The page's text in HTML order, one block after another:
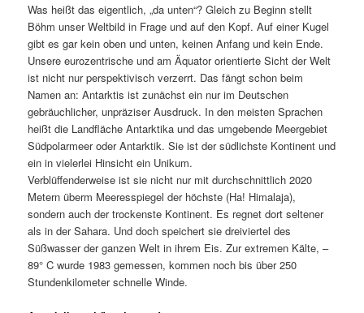
Was heißt das eigentlich, „da unten“? Gleich zu Beginn stellt
Böhm unser Weltbild in Frage und auf den Kopf. Auf einer Kugel
gibt es gar kein oben und unten, keinen Anfang und kein Ende.
Unsere eurozentrische und am Äquator orientierte Sicht der Welt
ist nicht nur perspektivisch verzerrt. Das fängt schon beim
Namen an: Antarktis ist zunächst ein nur im Deutschen
gebräuchlicher, unpräziser Ausdruck. In den meisten Sprachen
heißt die Landfläche Antarktika und das umgebende Meergebiet
Südpolarmeer oder Antarktik. Sie ist der südlichste Kontinent und
ein in vielerlei Hinsicht ein Unikum.
Verblüffenderweise ist sie nicht nur mit durchschnittlich 2020
Metern überm Meeresspiegel der höchste (Ha! Himalaja),
sondern auch der trockenste Kontinent. Es regnet dort seltener
als in der Sahara. Und doch speichert sie dreiviertel des
Süßwasser der ganzen Welt in ihrem Eis. Zur extremen Kälte, –
89° C wurde 1983 gemessen, kommen noch bis über 250
Stundenkilometer schnelle Winde.